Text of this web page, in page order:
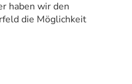
haben wir den
die Möglichkeit